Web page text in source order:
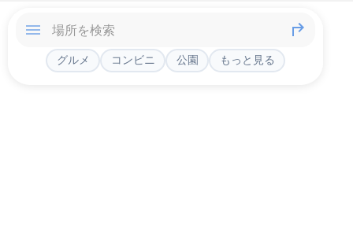
グルメ コンビニ 公園 もっと見る